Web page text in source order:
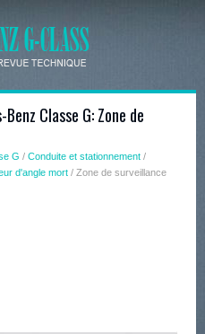
Classe G: Zone de
G / Conduite et stationnement /
d'angle mort / Zone de surveillance